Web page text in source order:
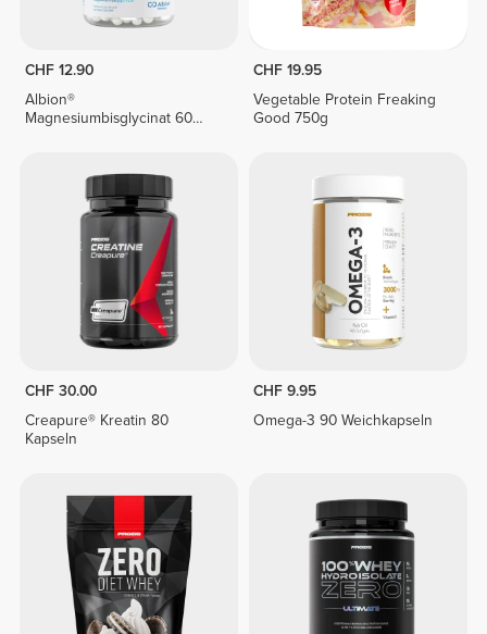
CHF 12.90
Albion®
Magnesiumbisglycinat 60
CHF 19.95
Vegetable Protein Freaking
Good 750g
CHF 30.00
Creapure® Kreatin 80
Kapseln
CHF 9.95
Omega-3 90 Weichkapseln